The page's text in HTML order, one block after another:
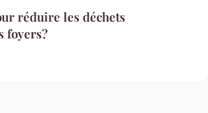
réduire les déchets
foyers?